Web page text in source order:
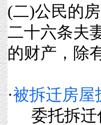
(二)公民的
二十六条夫
的财产，除
·被拆迁房屋
委托拆迁